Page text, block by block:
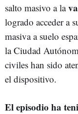
salto masivo a la
logrado acceder a
masiva a suelo
la Ciudad
civiles han sido
el dispositivo.
El episodio ha